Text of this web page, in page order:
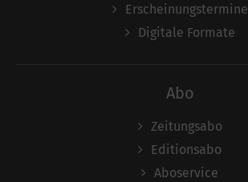
Erscheinungstermine
Digitale Formate
Abo
Zeitungsabo
Editionsabo
Aboservice